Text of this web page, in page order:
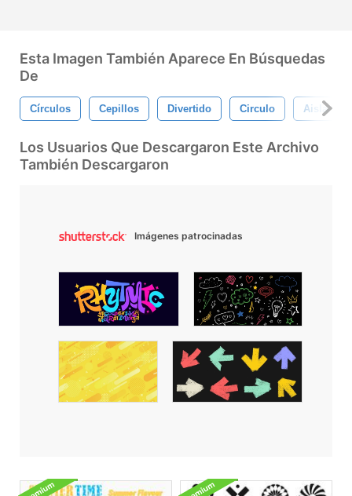
Esta Imagen También Aparece En Búsquedas
De
Círculos Cepillos Divertido Circulo Aislado
Los Usuarios Que Descargaron Este Archivo
También Descargaron
Imágenes patrocinadas